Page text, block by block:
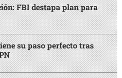
FBI destapa plan para
su paso perfecto tras